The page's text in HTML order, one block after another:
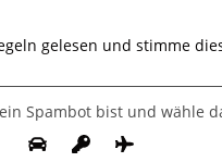
gelesen und stimme
Spambot bist und wähle